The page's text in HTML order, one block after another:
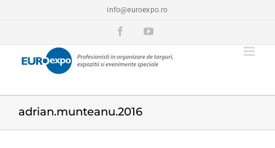
info@euroexpo.ro
FacebookYouTube
adrian.munteanu.2016